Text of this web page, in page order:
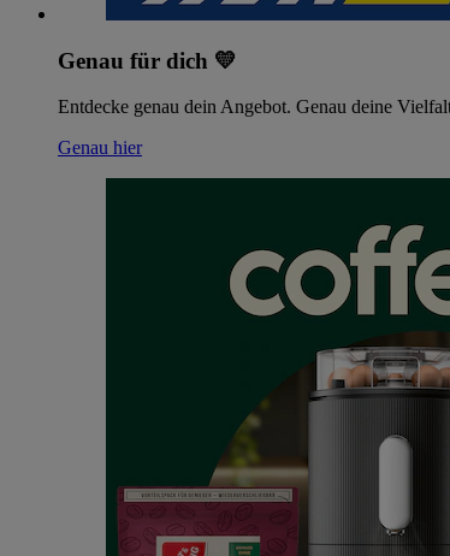
Genau für dich 💛
Entdecke genau dein Angebot. Genau deine
Genau hier